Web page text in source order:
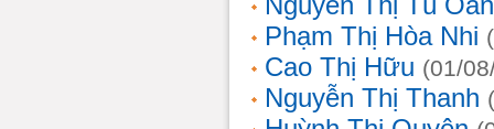
Phạm Thị Hòa Nhi
Cao Thị Hữu (01/
Nguyễn Thị Thanh